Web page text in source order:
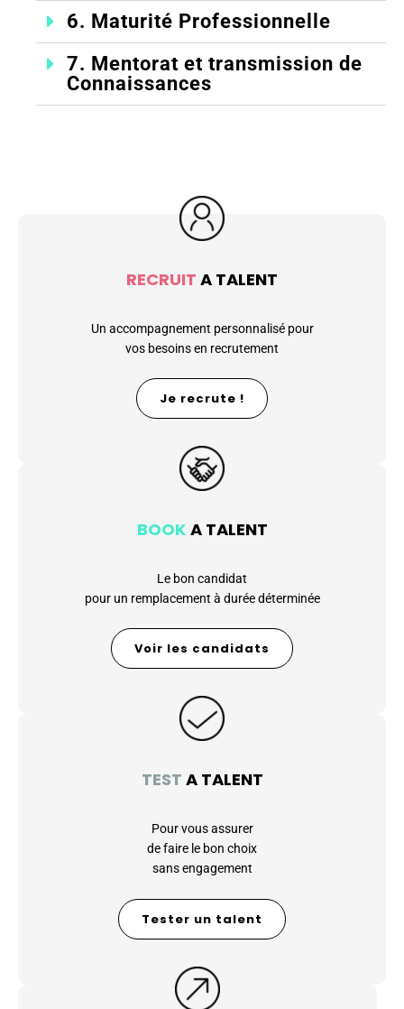
6. Maturité Professionnelle
7. Mentorat et transmission de
Connaissances
RECRUIT A TALENT
Un accompagnement personnalisé pour
vos besoins en recrutement
Je recrute !
BOOK A TALENT
Le bon candidat
pour un remplacement à durée déterminée
Voir les candidats
TEST A TALENT
Pour vous assurer
de faire le bon choix
sans engagement
Tester un talent